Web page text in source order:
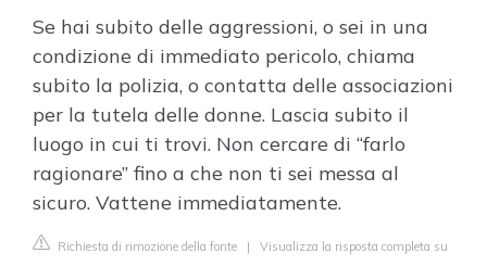
Se hai subito delle aggressioni, o sei in una
condizione di immediato pericolo, chiama
subito la polizia, o contatta delle associazioni
per la tutela delle donne. Lascia subito il
luogo in cui ti trovi. Non cercare di “farlo
ragionare” fino a che non ti sei messa al
sicuro. Vattene immediatamente.
Richiesta di rimozione della fonte | Visualizza la risposta completa su